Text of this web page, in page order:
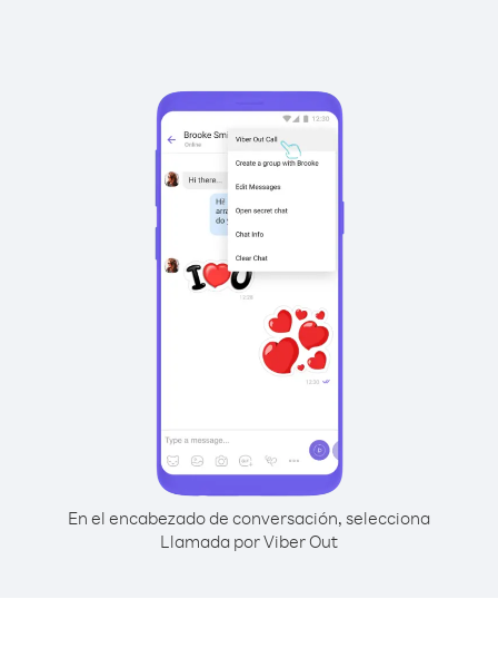
En el encabezado de conversación, selecciona
Llamada por Viber Out